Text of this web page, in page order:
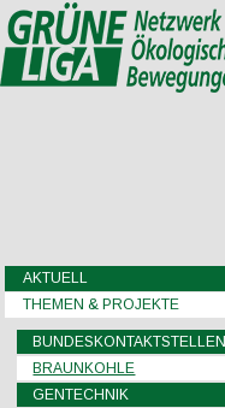
AKTUELL
THEMEN & PROJEKTE
BUNDESKONTAKTSTELLEN
BRAUNKOHLE
GENTECHNIK